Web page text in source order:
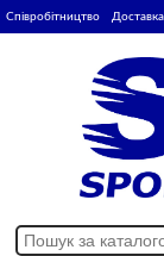
Співробітництво Доставка